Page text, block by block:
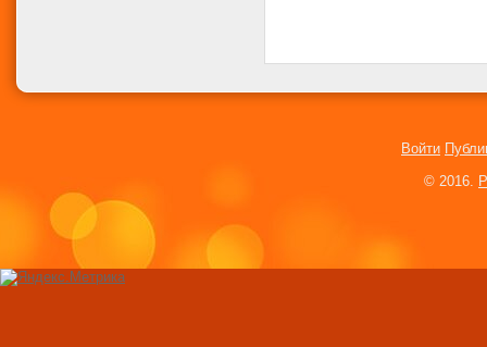
Войти
© 2016.